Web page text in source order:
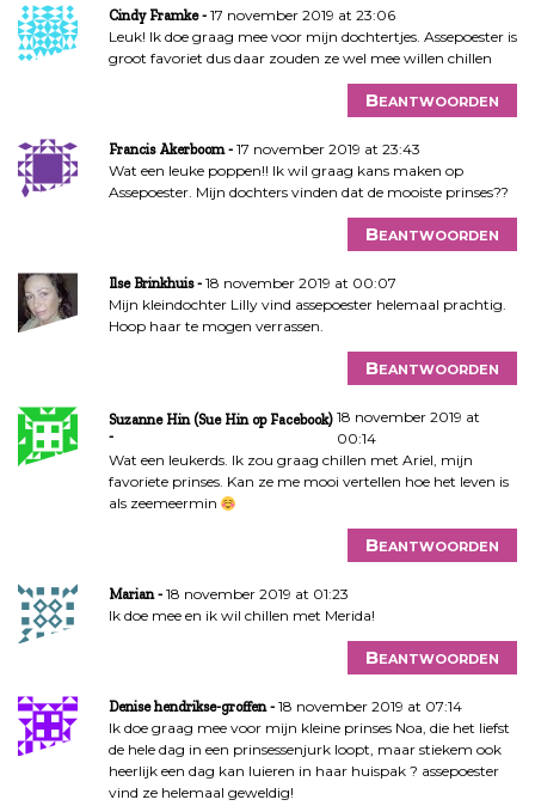
Cindy Framke
17 november 2019 at 23:06
Leuk! Ik doe graag mee voor mijn dochtertjes. Assepoester is
groot favoriet dus daar zouden ze wel mee willen chillen
Beantwoorden
Francis Akerboom
17 november 2019 at 23:43
Wat een leuke poppen!! Ik wil graag kans maken op
Assepoester. Mijn dochters vinden dat de mooiste prinses??
Beantwoorden
Ilse Brinkhuis
18 november 2019 at 00:07
Mijn kleindochter Lilly vind assepoester helemaal prachtig.
Hoop haar te mogen verrassen.
Beantwoorden
Suzanne Hin (Sue Hin op Facebook) 18 november 2019 at
00:14
Wat een leukerds. Ik zou graag chillen met Ariel, mijn
favoriete prinses. Kan ze me mooi vertellen hoe het leven is
als zeemeermin
Beantwoorden
Marian
18 november 2019 at 01:23
Ik doe mee en ik wil chillen met Merida!
Beantwoorden
Denise hendrikse-groffen
18 november 2019 at 07:14
Ik doe graag mee voor mijn kleine prinses Noa, die het liefst
de hele dag in een prinsessenjurk loopt, maar stiekem ook
heerlijk een dag kan luieren in haar huispak ? assepoester
vind ze helemaal geweldig!